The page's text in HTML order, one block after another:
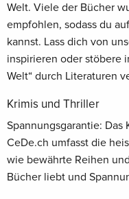
Welt. Viele der Bücher
empfohlen, sodass du
kannst. Lass dich von
inspirieren oder stöbere
Welt“ durch Literaturen
Krimis und Thriller
Spannungsgarantie:
CeDe.ch umfasst die
wie bewährte Reihen
Bücher liebt und